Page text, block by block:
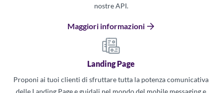
nostre API.
Maggiori informazioni
Landing Page
Proponi ai tuoi clienti di sfruttare tutta la potenza comunicativa